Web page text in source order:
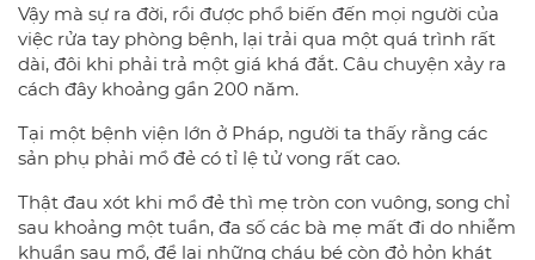
Vậy mà sự ra đời, rồi được phổ biến đến mọi người của
việc rửa tay phòng bệnh, lại trải qua một quá trình rất
dài, đôi khi phải trả một giá khá đắt. Câu chuyện xảy ra
cách đây khoảng gần 200 năm.
Tại một bệnh viện lớn ở Pháp, người ta thấy rằng các
sản phụ phải mổ đẻ có tỉ lệ tử vong rất cao.
Thật đau xót khi mổ đẻ thì mẹ tròn con vuông, song chỉ
sau khoảng một tuần, đa số các bà mẹ mất đi do nhiễm
khuẩn sau mổ, để lại những cháu bé còn đỏ hỏn khát